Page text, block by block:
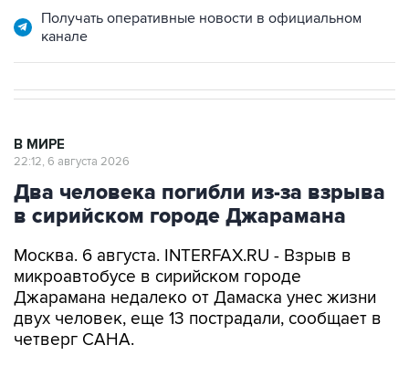
Получать оперативные новости в официальном
канале
В МИРЕ
22:12, 6 августа 2026
Два человека погибли из-за взрыва
в сирийском городе Джарамана
Москва. 6 августа. INTERFAX.RU - Взрыв в
микроавтобусе в сирийском городе
Джарамана недалеко от Дамаска унес жизни
двух человек, еще 13 пострадали, сообщает в
четверг САНА.